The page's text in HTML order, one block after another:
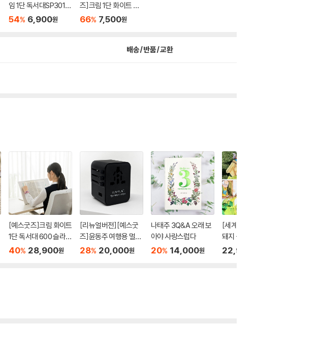
임 1단 독서대SP301
책받침...
54% 6,900원
즈]크림 1단 화이트 독
서대 ...
66% 7,500원
배송/반품/교환
[예스굿즈]크림 화이트
1단 독서대 600 슬라이
드 책받침대
40% 28,900원
[리뉴얼버전][예스굿
즈]윤동주 여행용 멀티
어댑터 플러그 USB 4
28% 20,000원
나태주 3Q&A 오래 보
아야 사랑스럽다
20% 14,000원
[세계명작 set①] 아기
돼지 삼형제, 잭과 콩나
무, 피노키오 / 독후활
22,900